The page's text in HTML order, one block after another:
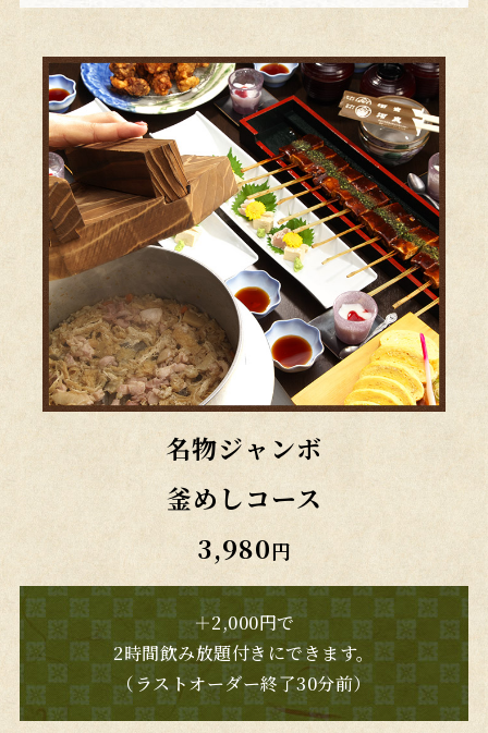
名物ジャンボ
釜めしコース
3,980円
＋2,000円で
2時間飲み放題付きにできます。
（ラストオーダー終了30分前）